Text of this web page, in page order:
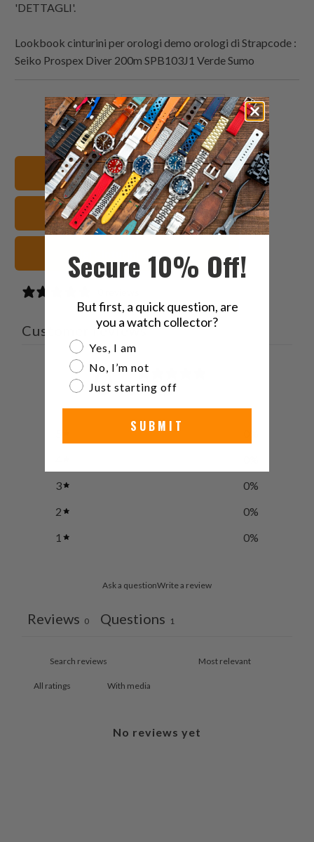
'DETTAGLI'.
Lookbook cinturini per orologi demo orologi diStrapcode :
Seiko Prospex Diver 200m SPB103J1 Verde Sumo
Condividi
questo
su
Twitter
Share
this
on
Facebook
Condividi
questo
su
Pinterest
Email
this
to
a
friend
20mm Cinturini orologio
Seiko Sumo Cinturini orologio
grigi Cinturini orologio
Customer reviews
0 / 50 reviews
3
0%
2
0%
1
0%
Ask a questionWrite a review
Reviews 0 Questions 1
With media
No reviews yet
Secure 10% Off!
But first, a quick question, are
you a watch collector?
Are you a watch collector?
Yes, I am
No, I’m not
Just starting off
SUBMIT